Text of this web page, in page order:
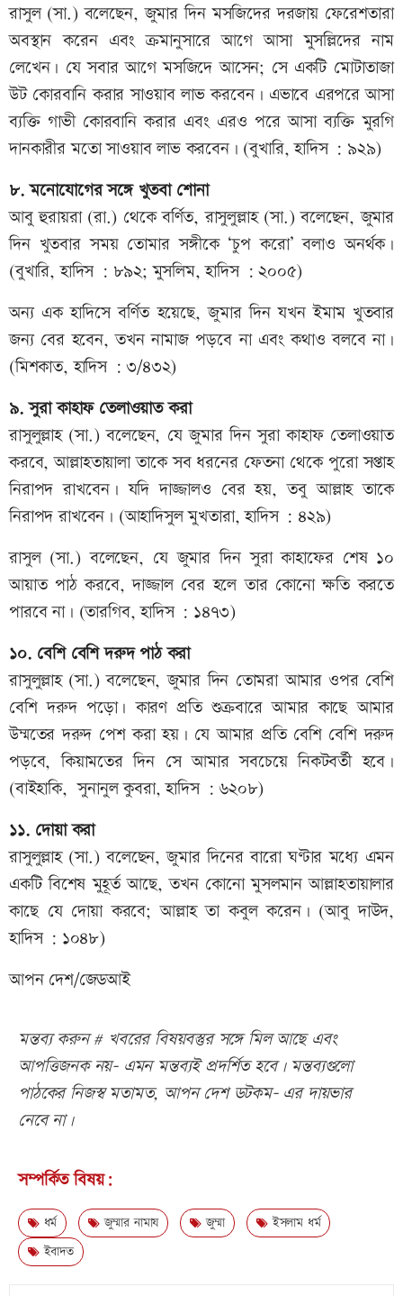
রাসুল (সা.) বলেছেন, জুমার দিন মসজিদের দরজায় ফেরেশতারা
অবস্থান করেন এবং ক্রমানুসারে আগে আসা মুসল্লিদের নাম
লেখেন। যে সবার আগে মসজিদে আসেন; সে একটি মোটাতাজা
উট কোরবানি করার সাওয়াব লাভ করবেন। এভাবে এরপরে আসা
ব্যক্তি গাভী কোরবানি করার এবং এরও পরে আসা ব্যক্তি মুরগি
দানকারীর মতো সাওয়াব লাভ করবেন। (বুখারি, হাদিস : ৯২৯)
৮. মনোযোগের সঙ্গে খুতবা শোনা
আবু হুরায়রা (রা.) থেকে বর্ণিত, রাসুলুল্লাহ (সা.) বলেছেন, জুমার
দিন খুতবার সময় তোমার সঙ্গীকে ‘চুপ করো’ বলাও অনর্থক।
(বুখারি, হাদিস : ৮৯২; মুসলিম, হাদিস : ২০০৫)
অন্য এক হাদিসে বর্ণিত হয়েছে, জুমার দিন যখন ইমাম খুতবার
জন্য বের হবেন, তখন নামাজ পড়বে না এবং কথাও বলবে না।
(মিশকাত, হাদিস : ৩/৪৩২)
৯. সুরা কাহাফ তেলাওয়াত করা
রাসুলুল্লাহ (সা.) বলেছেন, যে জুমার দিন সুরা কাহাফ তেলাওয়াত
করবে, আল্লাহতায়ালা তাকে সব ধরনের ফেতনা থেকে পুরো সপ্তাহ
নিরাপদ রাখবেন। যদি দাজ্জালও বের হয়, তবু আল্লাহ তাকে
নিরাপদ রাখবেন। (আহাদিসুল মুখতারা, হাদিস : ৪২৯)
রাসুল (সা.) বলেছেন, যে জুমার দিন সুরা কাহাফের শেষ ১০
আয়াত পাঠ করবে, দাজ্জাল বের হলে তার কোনো ক্ষতি করতে
পারবে না। (তারগিব, হাদিস : ১৪৭৩)
১০. বেশি বেশি দরুদ পাঠ করা
রাসুলুল্লাহ (সা.) বলেছেন, জুমার দিন তোমরা আমার ওপর বেশি
বেশি দরুদ পড়ো। কারণ প্রতি শুক্রবারে আমার কাছে আমার
উম্মতের দরুদ পেশ করা হয়। যে আমার প্রতি বেশি বেশি দরুদ
পড়বে, কিয়ামতের দিন সে আমার সবচেয়ে নিকটবর্তী হবে।
(বাইহাকি, সুনানুল কুবরা, হাদিস : ৬২০৮)
১১. দোয়া করা
রাসুলুল্লাহ (সা.) বলেছেন, জুমার দিনের বারো ঘণ্টার মধ্যে এমন
একটি বিশেষ মুহূর্ত আছে, তখন কোনো মুসলমান আল্লাহতায়ালার
কাছে যে দোয়া করবে; আল্লাহ তা কবুল করেন। (আবু দাউদ,
হাদিস : ১০৪৮)
আপন দেশ/জেডআই
মন্তব্য করুন # খবরের বিষয়বস্তুর সঙ্গে মিল আছে এবং
আপত্তিজনক নয়- এমন মন্তব্যই প্রদর্শিত হবে। মন্তব্যগুলো
পাঠকের নিজস্ব মতামত, আপন দেশ ডটকম- এর দায়ভার
নেবে না।
সম্পর্কিত বিষয়:
ধর্ম জুম্মার নামায জুম্মা
ইসলাম ধর্ম
ইবাদত